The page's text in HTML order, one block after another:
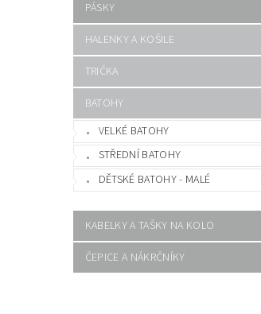
PÁSKY
HALENKY A KOŠILE
TRIČKA
BATOHY
VELKÉ BATOHY
STŘEDNÍ BATOHY
DĚTSKÉ BATOHY - MALÉ
KABELKY A TAŠKY NA KOLO
ČEPICE A NÁKRČNÍKY